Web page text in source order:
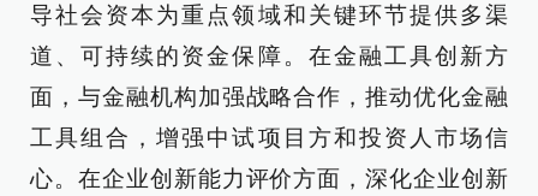
导社会资本为重点领域和关键环节提供多渠
道、可持续的资金保障。在金融工具创新方
面，与金融机构加强战略合作，推动优化金融
工具组合，增强中试项目方和投资人市场信
心。在企业创新能力评价方面，深化企业创新